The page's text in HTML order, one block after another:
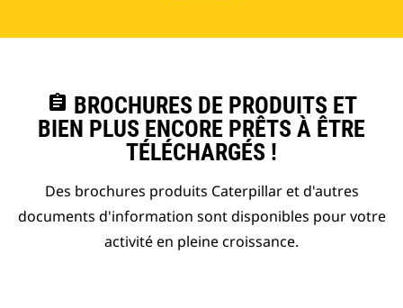
assignment BROCHURES DE PRODUITS ET
BIEN PLUS ENCORE PRÊTS À ÊTRE
TÉLÉCHARGÉS !
Des brochures produits Caterpillar et d'autres
documents d'information sont disponibles pour votre
activité en pleine croissance.